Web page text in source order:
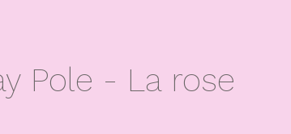
Pole - La rose